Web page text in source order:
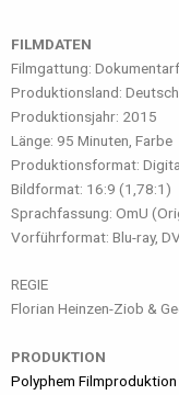
FILMDATEN
Filmgattung:
Produktionsland:
Produktionsjahr: 2015
Länge: 95 Minuten, Farbe
Produktionsformat:
Bildformat: 16:9 (1,78:1)
Sprachfassung: OmU
Vorführformat: Blu-ray,
REGIE
Florian Heinzen-Ziob &
PRODUKTION
Polyphem Filmproduktion